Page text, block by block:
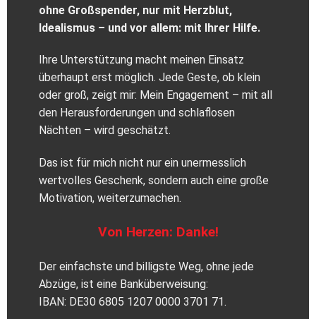
ohne Großspender, nur mit Herzblut,
Idealismus – und vor allem: mit Ihrer Hilfe.
Ihre Unterstützung macht meinen Einsatz
überhaupt erst möglich. Jede Geste, ob klein
oder groß, zeigt mir: Mein Engagement – mit all
den Herausforderungen und schlaflosen
Nächten – wird geschätzt.
Das ist für mich nicht nur ein unermesslich
wertvolles Geschenk, sondern auch eine große
Motivation, weiterzumachen.
Von Herzen: Danke!
Der einfachste und billigste Weg, ohne jede
Abzüge, ist eine Banküberweisung:
IBAN: DE30 6805 1207 0000 3701 71.